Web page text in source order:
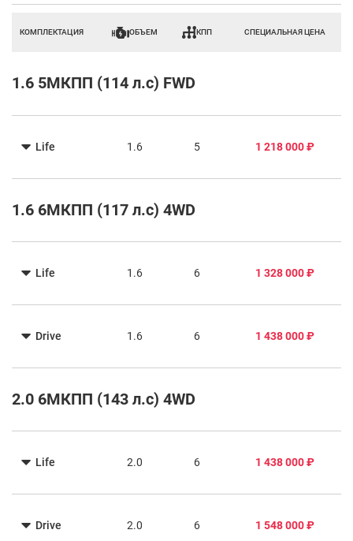
КОМПЛЕКТАЦИЯ ОБЪЕМ КПП СПЕЦИАЛЬНАЯ ЦЕНА
1.6 5МКПП (114 л.с) FWD
Life 1.6 5 1 218 000 ₽
1.6 6МКПП (117 л.с) 4WD
Life 1.6 6 1 328 000 ₽
Drive 1.6 6 1 438 000 ₽
2.0 6МКПП (143 л.с) 4WD
Life 2.0 6 1 438 000 ₽
Drive 2.0 6 1 548 000 ₽